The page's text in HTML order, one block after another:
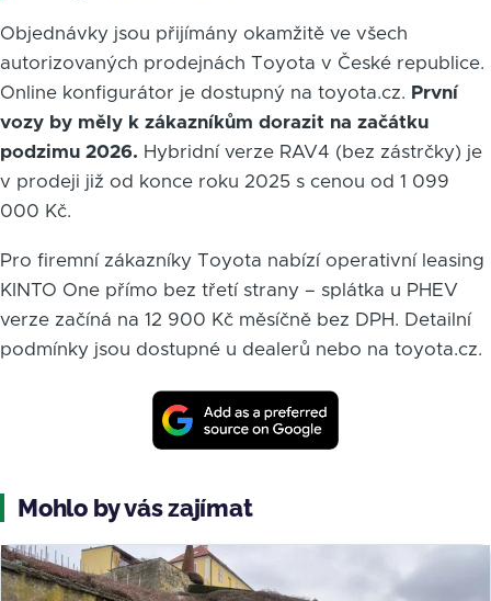
Objednávky jsou přijímány okamžitě ve všech
autorizovaných prodejnách Toyota v České republice.
Online konfigurátor je dostupný na toyota.cz. První
vozy by měly k zákazníkům dorazit na začátku
podzimu 2026. Hybridní verze RAV4 (bez zástrčky) je
v prodeji již od konce roku 2025 s cenou od 1 099
000 Kč.
Pro firemní zákazníky Toyota nabízí operativní leasing
KINTO One přímo bez třetí strany – splátka u PHEV
verze začíná na 12 900 Kč měsíčně bez DPH. Detailní
podmínky jsou dostupné u dealerů nebo na toyota.cz.
Mohlo by vás zajímat